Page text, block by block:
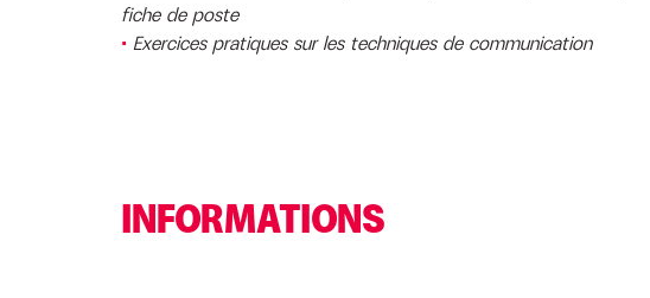
fiche de poste
Exercices pratiques sur les techniques de communication
INFORMATIONS